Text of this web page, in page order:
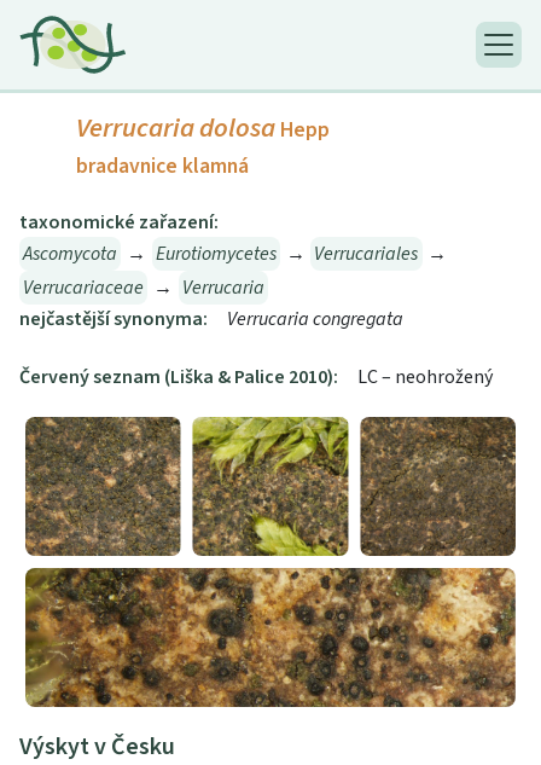
Verrucaria dolosa Hepp
bradavnice klamná
taxonomické zařazení:
Ascomycota → Eurotiomycetes → Verrucariales →
Verrucariaceae → Verrucaria
nejčastější synonyma:
Verrucaria congregata
Červený seznam (Liška & Palice 2010): LC – neohrožený
Výskyt v Česku